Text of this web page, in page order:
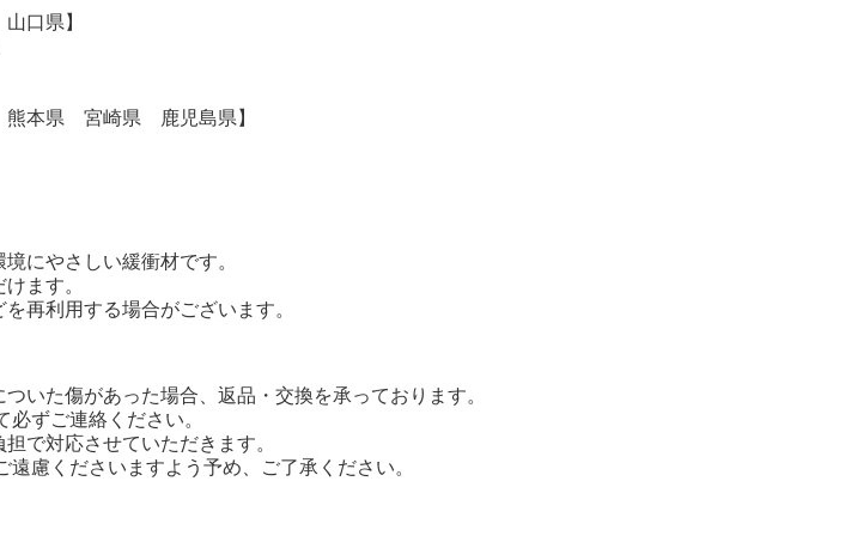
口県】
本県 宮崎県 鹿児島県】
にやさしい緩衝材です。
ます。
再利用する場合がございます。
いた傷があった場合、返品・交換を承っております。
ずご連絡ください。
で対応させていただきます。
慮くださいますよう予め、ご了承ください。